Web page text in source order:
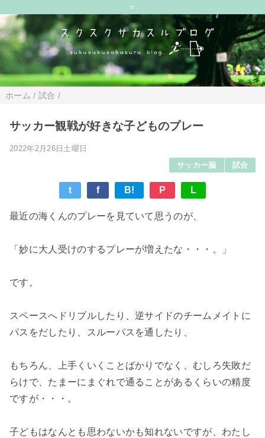
=
ホーム / 試合 /
サッカー観戦が好きな子どものプレー
2022年2月26日土曜日
サッカー脳
試合
t f B! P L
最近の海くんのプレーを見ていて思うのが、
「妙に大人受けのするプレーが増えたな・・・。」
です。
スペースへドリブルしたり、逆サイドのチームメイトに
パスをだしたり、スルーパスを通したり、
もちろん、上手くいくことばかりでなく、むしろ失敗だ
らけで、たまーにまぐれで通ることがあるくらいの精度
ですが・・・。
子どもはなんとも思わないかも知れないですが、わたし